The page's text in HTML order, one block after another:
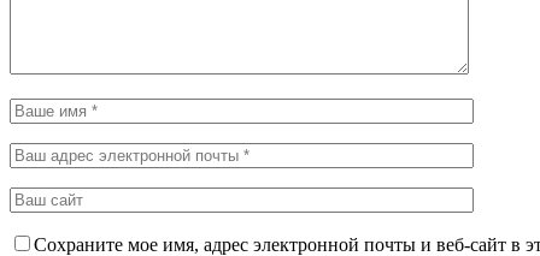
Сохраните мое имя, адрес электронной почты и веб-сайт в